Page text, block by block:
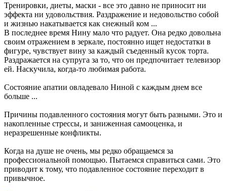
Тренировки, диеты, маски - все это давно не приносит ни
эффекта ни удовольствия. Раздражение и недовольство собой
и жизнью накатывается как снежный ком ...
В последнее время Нину мало что радует. Она редко довольна
своим отражением в зеркале, постоянно ищет недостатки в
фигуре, чувствует вину за каждый съеденный кусок торта.
Раздражается на супруга за то, что он предпочитает телевизор
ей. Наскучила, когда-то любимая работа.
Состояние апатии овладевало Ниной с каждым днем все
больше ...
Причины подавленного состояния могут быть разными. Это и
накопленные стрессы, и заниженная самооценка, и
неразрешенные конфликты.
Когда на душе не очень, мы редко обращаемся за
профессиональной помощью. Пытаемся справиться сами. Это
приводит к тому, что подавленное состояние переходит в
привычное.